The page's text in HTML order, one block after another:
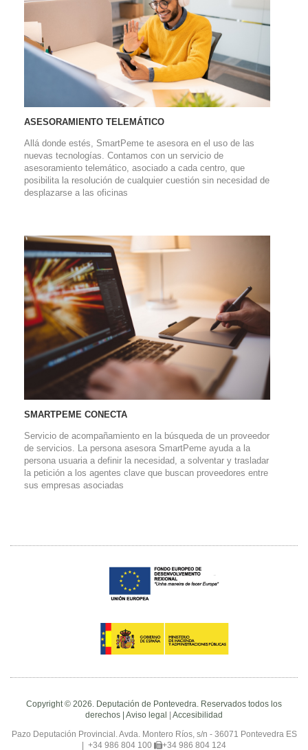
ASESORAMIENTO TELEMÁTICO
Allá donde estés, SmartPeme te asesora en el uso de las
nuevas tecnologías. Contamos con un servicio de
asesoramiento telemático, asociado a cada centro, que
posibilita la resolución de cualquier cuestión sin necesidad de
desplazarse a las oficinas
SMARTPEME CONECTA
Servicio de acompañamiento en la búsqueda de un proveedor
de servicios. La persona asesora SmartPeme ayuda a la
persona usuaria a definir la necesidad, a solventar y trasladar
la petición a los agentes clave que buscan proveedores entre
sus empresas asociadas
Copyright © 2026. Deputación de Pontevedra. Reservados todos los
derechos | Aviso legal Accesibilidad
Pazo Deputación Provincial. Avda. Montero Ríos, s/n - 36071 Pontevedra ES
+34 986 804 100 +34 986 804 124